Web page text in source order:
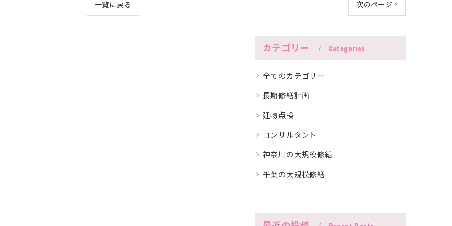
一覧に戻る 次のページ >
カテゴリー Categories
全てのカテゴリー
長期修繕計画
建物点検
コンサルタント
神奈川の大規模修繕
千葉の大規模修繕